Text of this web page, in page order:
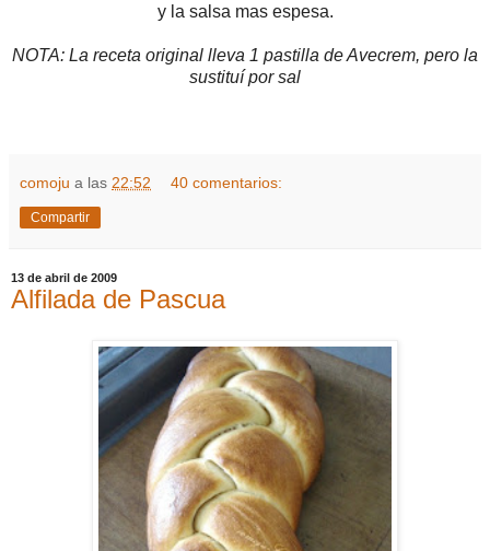
y la salsa mas espesa.
NOTA: La receta original lleva 1 pastilla de Avecrem, pero la
sustituí por sal
comoju a las 22:52 40 comentarios:
Compartir
13 de abril de 2009
Alfilada de Pascua